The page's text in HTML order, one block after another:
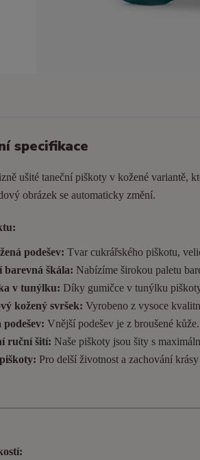
specifikace
ušité taneční piškoty v kožené variantě,
obrázek se automaticky změní.
podešev: Tvar cukrářského piškotu,
barevná škála: Nabízíme širokou paletu
v tunýlku: Díky gumičce v tunýlku
kožený svršek: Vyrobeno z vysoce
Vnější podešev je z broušené
ruční šití: Naše piškoty jsou šity s
Pro delší životnost a zachování